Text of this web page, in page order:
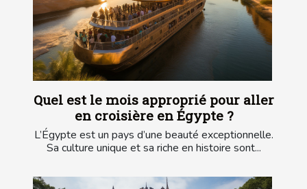
Quel est le mois approprié pour aller
en croisière en Égypte ?
L’Égypte est un pays d’une beauté exceptionnelle.
Sa culture unique et sa riche en histoire sont...